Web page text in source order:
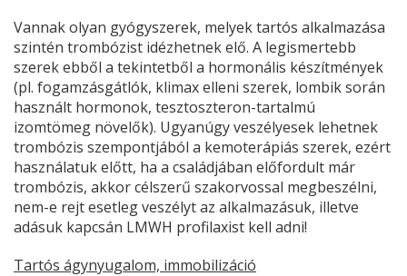
Vannak olyan gyógyszerek, melyek tartós alkalmazása
szintén trombózist idézhetnek elő. A legismertebb
szerek ebből a tekintetből a hormonális készítmények
(pl. fogamzásgátlók, klimax elleni szerek, lombik során
használt hormonok, tesztoszteron-tartalmú
izomtömeg növelők). Ugyanúgy veszélyesek lehetnek
trombózis szempontjából a kemoterápiás szerek, ezért
használatuk előtt, ha a családjában előfordult már
trombózis, akkor célszerű szakorvossal megbeszélni,
nem-e rejt esetleg veszélyt az alkalmazásuk, illetve
adásuk kapcsán LMWH profilaxist kell adni!
Tartós ágynyugalom, immobilizáció